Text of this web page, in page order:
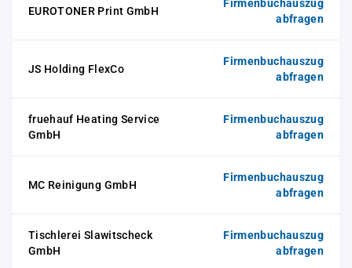
EUROTONER Print GmbH
Firmenbuchauszug
abfragen
JS Holding FlexCo
Firmenbuchauszug
abfragen
fruehauf Heating Service
GmbH
Firmenbuchauszug
abfragen
MC Reinigung GmbH
Firmenbuchauszug
abfragen
Tischlerei Slawitscheck
GmbH
Firmenbuchauszug
abfragen